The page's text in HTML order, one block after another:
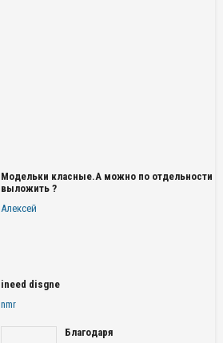
Модельки класные.А можно по отдельности
выложить ?
Алексей
ineed disgne
nmr
Благодаря